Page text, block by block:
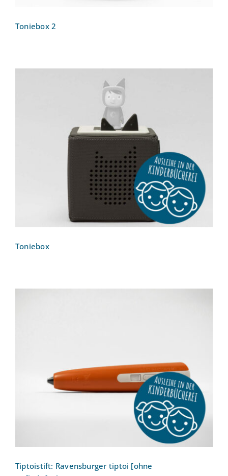
Toniebox 2
Toniebox
Tiptoistift: Ravensburger tiptoi [ohne
Aufladefunktion]
Tiptoistift: Ravensburger tiptoi [ohne